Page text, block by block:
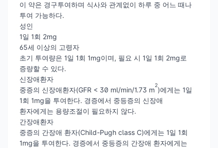
이 약은 경구투여하며 식사와 관계없이 하루 중 어느 때나
투여 가능하다.
성인
1일 1회 2mg
65세 이상의 고령자
초기 투여량은 1일 1회 1mg이며, 필요 시 1일 1회 2mg로
증량할 수 있다.
신장애환자
중증의 신장애환자(GFR < 30 ml/min/1.73 m
2
)에게는 1일
1회 1mg을 투여한다. 경증에서 중등증의 신장애
환자에게는 용량조절이 필요하지 않다.
간장애환자
중증의 간장애 환자(Child-Pugh class C)에게는 1일 1회
1mg을 투여한다. 경증에서 중등증의 간장애 환자에게는